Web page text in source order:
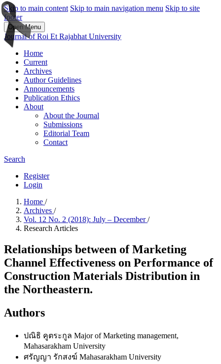
Skip to main content Skip to main navigation menu Skip to site
footer
Open Menu
Journal of Roi Et Rajabhat University
Home
Current
Archives
Author Guidelines
Announcements
Publication Ethics
About
About the Journal
Submissions
Editorial Team
Contact
Search
Register
Login
Home /
Archives /
Vol. 12 No. 2 (2018): July – December/
Research Articles
Relationships between of Marketing
Channel Effectiveness on Performance of
Construction Materials Distribution in
the Northeastern.
Authors
ปณิธิ คูตระกูล Major of Marketing management,
Mahasarakham University
ศรัญญา รักสงฆ์ Mahasarakham University